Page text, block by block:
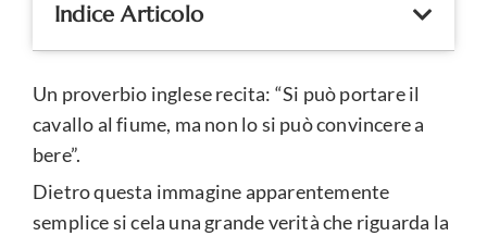
Indice Articolo
Un proverbio inglese recita: “Si può portare il
cavallo al fiume, ma non lo si può convincere a
bere”.
Dietro questa immagine apparentemente
semplice si cela una grande verità che riguarda la